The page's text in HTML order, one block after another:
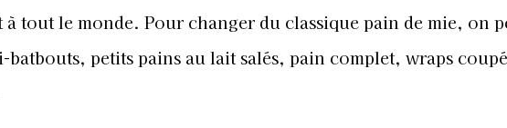
tout le monde. Pour changer du classique pain de mie, on
batbouts, petits pains au lait salés, pain complet, wraps